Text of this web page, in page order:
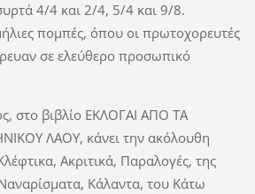
4/4 και 2/4, 5/4 και 9/8.
πομπές, όπου οι πρωτοχορευτές
σε ελεύθερο προσωπικό
στο βιβλίο ΕΚΛΟΓΑΙ ΑΠΟ ΤΑ
ΛΑΟΥ, κάνει την ακόλουθη
Ακριτικά, Παραλογές, της
Κάλαντα, του Κάτω